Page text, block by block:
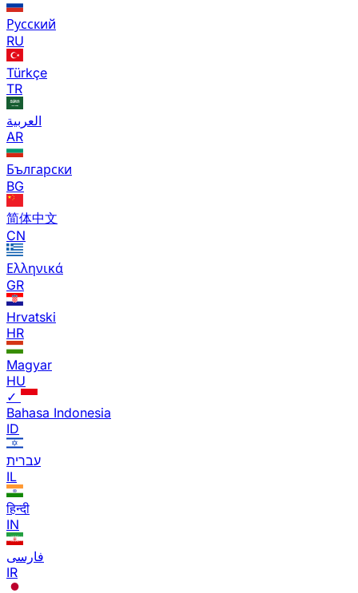
Русский
RU
Türkçe
TR
العربية
AR
Български
BG
简体中文
CN
Ελληνικά
GR
Hrvatski
HR
Magyar
HU
✓
Bahasa Indonesia
ID
עברית
IL
हिन्दी
IN
فارسی
IR